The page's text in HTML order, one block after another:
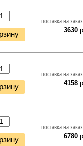
поставка на
3630
поставка на
4158
поставка на
6780